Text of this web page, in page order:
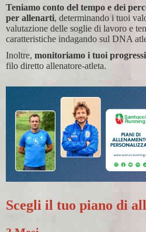
Teniamo conto del tempo e dei
per allenarti, determinando i tuoi
valutazione delle soglie di lavoro e
caratteristiche indagando sul DNA
Inoltre, monitoriamo i tuoi
filo diretto allenatore-atleta.
Scegli il tuo piano di